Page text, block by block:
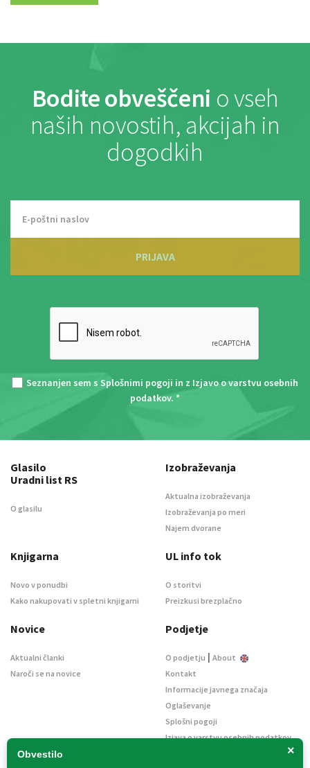
Bodite obveščeni o vseh
naših novostih, akcijah in
dogodkih
PRIJAVA
Seznanjen sem s Splošnimi pogoji in z Izjavo o varstvu osebnih
podatkov. *
×
Obvestilo
Glasilo
Uradni list RS
O glasilu
Izobraževanja
Aktualna izobraževanja
Izobraževanja po meri
Najem dvorane
Knjigarna
Novo v ponudbi
Kako nakupovati v spletni knjigarni
UL info tok
O storitvi
Preizkusi brezplačno
Novice
Aktualni članki
Naroči se na novice
Podjetje
O podjetju | About
Kontakt
Informacije javnega značaja
Oglaševanje
Splošni pogoji
Izjava o varstvu osebnih podatkov